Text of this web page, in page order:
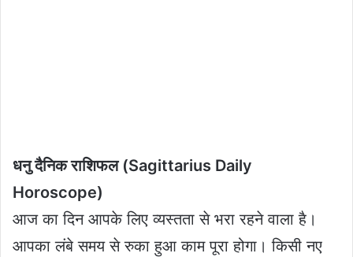
धनु दैनिक राशिफल (Sagittarius Daily
Horoscope)
आज का दिन आपके लिए व्यस्तता से भरा रहने वाला है।
आपका लंबे समय से रुका हुआ काम पूरा होगा। किसी नए